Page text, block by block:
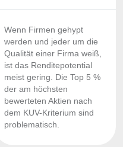
Wenn Firmen gehypt
werden und jeder um die
Qualität einer Firma weiß,
ist das Renditepotential
meist gering. Die Top 5 %
der am höchsten
bewerteten Aktien nach
dem KUV-Kriterium sind
problematisch.